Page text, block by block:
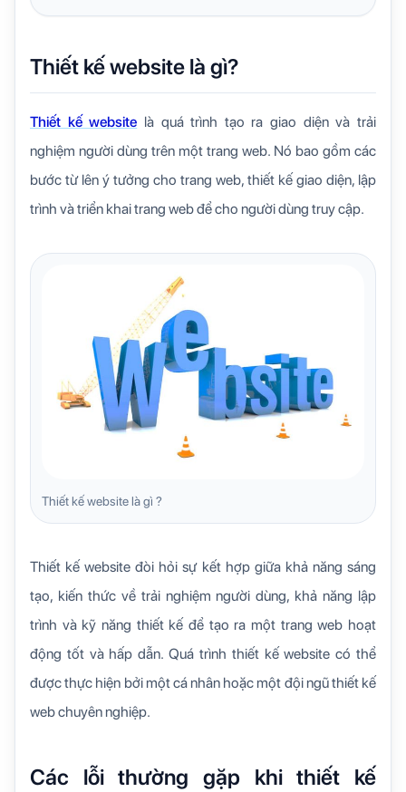
Thiết kế website là gì?
Thiết kế website là quá trình tạo ra giao diện và trải
nghiệm người dùng trên một trang web. Nó bao gồm các
bước từ lên ý tưởng cho trang web, thiết kế giao diện, lập
trình và triển khai trang web để cho người dùng truy cập.
Thiết kế website là gì ?
Thiết kế website đòi hỏi sự kết hợp giữa khả năng sáng
tạo, kiến thức về trải nghiệm người dùng, khả năng lập
trình và kỹ năng thiết kế để tạo ra một trang web hoạt
động tốt và hấp dẫn. Quá trình thiết kế website có thể
được thực hiện bởi một cá nhân hoặc một đội ngũ thiết kế
web chuyên nghiệp.
Các lỗi thường gặp khi thiết kế